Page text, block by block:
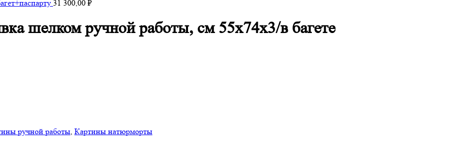
31 300,00 ₽
шелком ручной работы, см 55х74х3/в багете
ручной работы, Картины натюрморты